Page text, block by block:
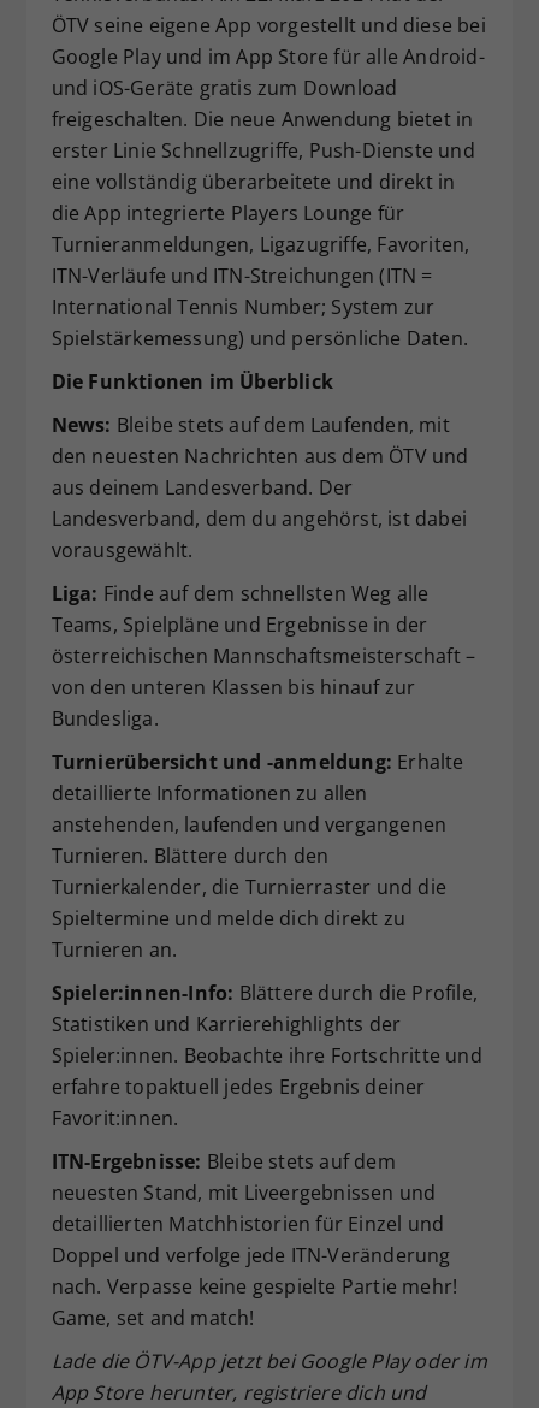
ÖTV seine eigene App vorgestellt und diese bei
Google Play und im App Store für alle Android-
und iOS-Geräte gratis zum Download
freigeschalten. Die neue Anwendung bietet in
erster Linie Schnellzugriffe, Push-Dienste und
eine vollständig überarbeitete und direkt in
die App integrierte Players Lounge für
Turnieranmeldungen, Ligazugriffe, Favoriten,
ITN-Verläufe und ITN-Streichungen (ITN =
International Tennis Number; System zur
Spielstärkemessung) und persönliche Daten.
Die Funktionen im Überblick
News: Bleibe stets auf dem Laufenden, mit
den neuesten Nachrichten aus dem ÖTV und
aus deinem Landesverband. Der
Landesverband, dem du angehörst, ist dabei
vorausgewählt.
Liga: Finde auf dem schnellsten Weg alle
Teams, Spielpläne und Ergebnisse in der
österreichischen Mannschaftsmeisterschaft –
von den unteren Klassen bis hinauf zur
Bundesliga.
Turnierübersicht und -anmeldung: Erhalte
detaillierte Informationen zu allen
anstehenden, laufenden und vergangenen
Turnieren. Blättere durch den
Turnierkalender, die Turnierraster und die
Spieltermine und melde dich direkt zu
Turnieren an.
Spieler:innen-Info: Blättere durch die Profile,
Statistiken und Karrierehighlights der
Spieler:innen. Beobachte ihre Fortschritte und
erfahre topaktuell jedes Ergebnis deiner
Favorit:innen.
ITN-Ergebnisse: Bleibe stets auf dem
neuesten Stand, mit Liveergebnissen und
detaillierten Matchhistorien für Einzel und
Doppel und verfolge jede ITN-Veränderung
nach. Verpasse keine gespielte Partie mehr!
Game, set and match!
Lade die ÖTV-App jetzt bei Google Play oder im
App Store herunter, registriere dich und
Zweck
Dieser Wert speichert Ihre Consent-
Einstellungen. Unter anderem eine
zufällig generierte ID, für die
historische Speicherung Ihrer
vorgenommen Einstellungen, falls der
Webseiten-Betreiber dies eingestellt
hat.